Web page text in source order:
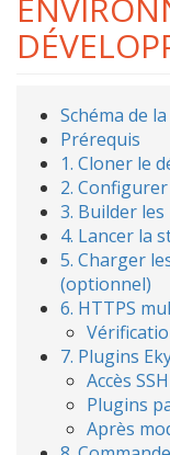
Schéma de
Prérequis
1. Cloner le
2. Configurer
3. Builder les
4. Lancer la
5. Charger
(optionnel)
6. HTTPS
7. Plugins
Accès
Plugins
Après